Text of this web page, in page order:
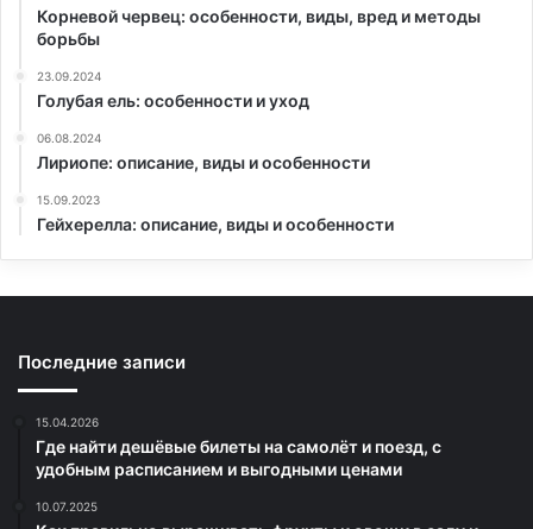
Корневой червец: особенности, виды, вред и методы
борьбы
23.09.2024
Голубая ель: особенности и уход
06.08.2024
Лириопе: описание, виды и особенности
15.09.2023
Гейхерелла: описание, виды и особенности
Последние записи
15.04.2026
Где найти дешёвые билеты на самолёт и поезд, с
удобным расписанием и выгодными ценами
10.07.2025